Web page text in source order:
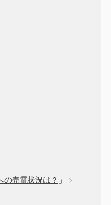
の売電状況は？ 」